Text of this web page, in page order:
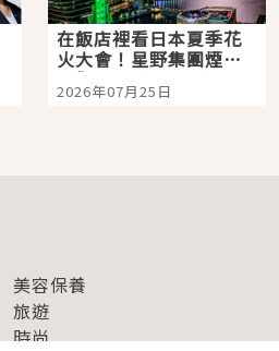
在飯店裡看日本夏季花
火大會！星野集團煙火
景觀飯店6選，讓你不用
人擠人悠閒欣賞
2026年07月25日
美容保養
旅遊
時尚